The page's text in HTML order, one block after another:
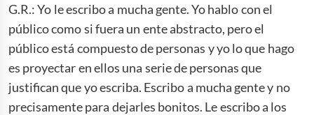
G.R.: Yo le escribo a mucha gente. Yo hablo con el
público como si fuera un ente abstracto, pero el
público está compuesto de personas y yo lo que hago
es proyectar en ellos una serie de personas que
justifican que yo escriba. Escribo a mucha gente y no
precisamente para dejarles bonitos. Le escribo a los